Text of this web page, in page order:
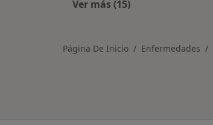
Ver más (15)
Página De Inicio Enfermedades